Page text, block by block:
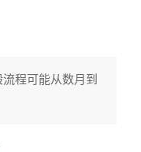
程可能从数月到